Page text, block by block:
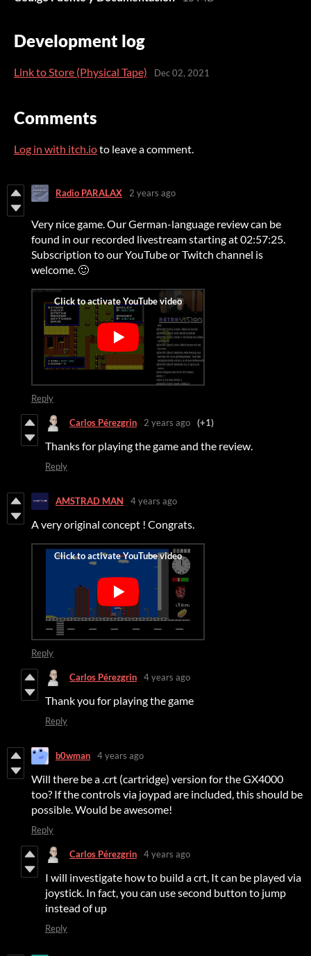
Development log
Link to Store (Physical Tape) Dec 02, 2021
Comments
Log in with itch.ioto leave a comment.
Radio PARALAX 2 years ago
Very nice game. Our German-language review can be
found in our recorded livestream starting at 02:57:25.
Subscription to our YouTube or Twitch channel is
welcome. 🙂
Reply
Carlos Pérezgrin 2 years ago (+1)
Thanks for playing the game and the review.
Reply
AMSTRAD MAN 4 years ago
A very original concept ! Congrats.
Reply
Carlos Pérezgrin 4 years ago
Thank you for playing the game
Reply
b0wman 4 years ago
Will there be a .crt (cartridge) version for the GX4000
too? If the controls via joypad are included, this should be
possible. Would be awesome!
Reply
Carlos Pérezgrin 4 years ago
I will investigate how to build a crt, It can be played via
joystick. In fact, you can use second button to jump
instead of up
Reply